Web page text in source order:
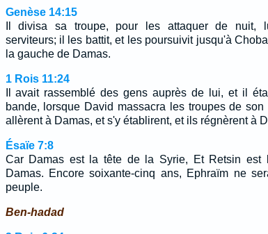
Genèse 14:15
Il divisa sa troupe, pour les attaquer de nuit,
serviteurs; il les battit, et les poursuivit jusqu'à
la gauche de Damas.
1 Rois 11:24
Il avait rassemblé des gens auprès de lui, et il
bande, lorsque David massacra les troupes de son
allèrent à Damas, et s'y établirent, et ils régnèrent à
Ésaïe 7:8
Car Damas est la tête de la Syrie, Et Retsin est
Damas. Encore soixante-cinq ans, Ephraïm ne
peuple.
Ben-hadad